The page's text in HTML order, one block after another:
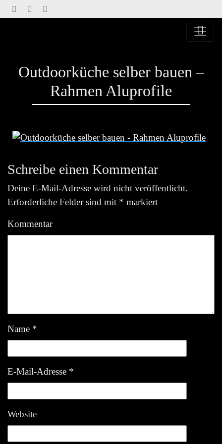
Springe
zu
Outdoorküche selber bauen –
Rahmen Aluprofile
Schreibe einen Kommentar
Deine E-Mail-Adresse wird nicht veröffentlicht.
Erforderliche Felder sind mit * markiert
Kommentar
Name *
E-Mail-Adresse *
Website